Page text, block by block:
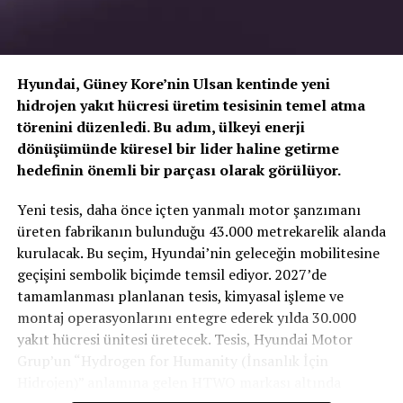
Sport ile Yere Basıyor
Türkiye’nin otomobiliTOGG T10Xgibi yüksek tork
değerlerine sahip elektrikli araçlarda, lastiğin zemine
tutunma kabiliyeti çok daha kritiktir.E-carturkiyeekibi
olarak bizzat deneyimlediğimizPetlas Snowmaster 2
Sport, performans odaklı yapısıyla elektrikli araçların
Hyundai, Güney Kore’nin Ulsan kentinde yeni
hidrojen yakıt hücresi üretim tesisinin temel atma
törenini düzenledi. Bu adım, ülkeyi enerji
dönüşümünde küresel bir lider haline getirme
hedefinin önemli bir parçası olarak görülüyor.
Yeni tesis, daha önce içten yanmalı motor şanzımanı
üreten fabrikanın bulunduğu 43.000 metrekarelik alanda
kurulacak. Bu seçim, Hyundai’nin geleceğin mobilitesine
geçişini sembolik biçimde temsil ediyor. 2027’de
tamamlanması planlanan tesis, kimyasal işleme ve
montaj operasyonlarını entegre ederek yılda 30.000
yakıt hücresi ünitesi üretecek. Tesis, Hyundai Motor
Grup’un “Hydrogen for Humanity (İnsanlık İçin